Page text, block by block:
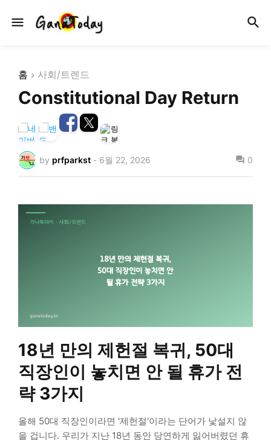
홈 사회/트렌드
Constitutional Day Return
by prfparkst - 6월 22, 2026 0
18년 만의 제헌절 복귀, 50대
직장인이 놓치면 안 될 휴가 전
략 3가지
올해 50대 직장인이라면 '제헌절'이라는 단어가 낯설지 않
을 겁니다. 우리가 지난 18년 동안 당연하게 잃어버렸던 휴